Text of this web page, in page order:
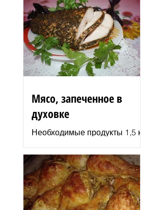
сыворотки 100 г сгущенного
молока 2 яйца 3 ст. л.
растительного масла 1 ст. л.
сахара...
Мясо, запеченное в
духовке
Необходимые продукты 1,5 кг
паприка смесь сухих
итальянских трав черный
молотый перец 2–3 ст. л.
растительного...